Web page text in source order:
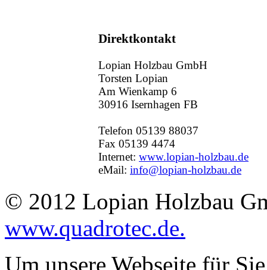
Direktkontakt
Lopian Holzbau GmbH
Torsten Lopian
Am Wienkamp 6
30916 Isernhagen FB
Telefon 05139 88037
Fax 05139 4474
Internet: www.lopian-holzbau.de
eMail: info@lopian-holzbau.de
© 2012 Lopian Holzbau
www.quadrotec.de.
Um unsere Webseite für